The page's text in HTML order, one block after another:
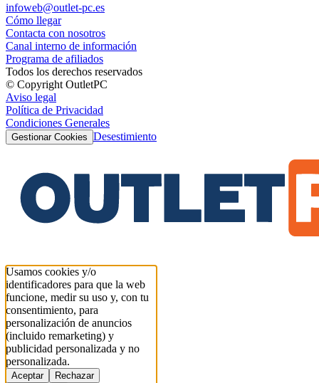
infoweb@outlet-pc.es
Cómo llegar
Contacta con nosotros
Canal interno de información
Programa de afiliados
Todos los derechos reservados
© Copyright OutletPC
Aviso legal
Política de Privacidad
Condiciones Generales
Gestionar Cookies Desestimiento
Usamos cookies y/o
identificadores para que la web
funcione, medir su uso y, con tu
consentimiento, para
personalización de anuncios
(incluido remarketing) y
publicidad personalizada y no
personalizada.
Aceptar
Rechazar